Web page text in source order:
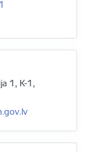
1, K-1,